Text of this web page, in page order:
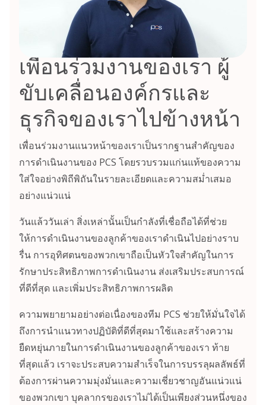
เพื่อนร่วมงานของเรา ผู้
ขับเคลื่อนองค์กรและ
ธุรกิจของเราไปข้างหน้า
เพื่อนร่วมงานแนวหน้าของเราเป็นรากฐานสำคัญของ
การดำเนินงานของ PCS โดยรวบรวมแก่นแท้ของความ
ใส่ใจอย่างพิถีพิถันในรายละเอียดและความสม่ำเสมอ
อย่างแน่วแน่
วันแล้ววันเล่า สิ่งเหล่านั้นเป็นกำลังที่เชื่อถือได้ที่ช่วย
ให้การดำเนินงานของลูกค้าของเราดำเนินไปอย่างราบ
รื่น การอุทิศตนของพวกเขาถือเป็นหัวใจสำคัญในการ
รักษาประสิทธิภาพการดำเนินงาน ส่งเสริมประสบการณ์
ที่ดีที่สุด และเพิ่มประสิทธิภาพการผลิต
ความพยายามอย่างต่อเนื่องของทีม PCS ช่วยให้มั่นใจได้
ถึงการนำแนวทางปฏิบัติที่ดีที่สุดมาใช้และสร้างความ
ยืดหยุ่นภายในการดำเนินงานของลูกค้าของเรา ท้าย
ที่สุดแล้ว เราจะประสบความสำเร็จในการบรรลุผลลัพธ์ที่
ต้องการผ่านความมุ่งมั่นและความเชี่ยวชาญอันแน่วแน่
ของพวกเขา บุคลากรของเราไม่ได้เป็นเพียงส่วนหนึ่งของ